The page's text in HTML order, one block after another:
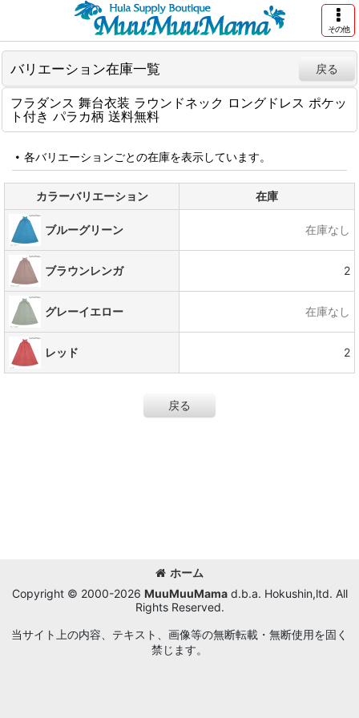
その他
バリエーション在庫一覧 戻る
フラダンス 舞台衣装 ラウンドネック ロングドレス ポケッ
ト付き パラカ柄 送料無料
各バリエーションごとの在庫を表示しています。
カラーバリエーション 在庫
ブルーグリーン 在庫なし
ブラウンレンガ 2
グレーイエロー 在庫なし
レッド 2
戻る
ホーム
Copyright © 2000-2026 MuuMuuMamad.b.a. Hokushin,ltd. All
Rights Reserved.
当サイト上の内容、テキスト、画像等の無断転載・無断使用を固く
禁じます。